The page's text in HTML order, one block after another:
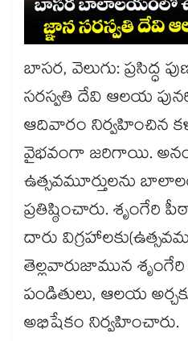
బాసర, వెలుగు: ప్రసిద్ధ
సరస్వతి దేవి ఆలయ
ఆదివారం నిర్వహించిన
వైభవంగా జరిగాయి.
ఉత్సవమూర్తులను
ప్రతిష్ఠించారు. శృంగేరి
దారు
తెల్లవారుజామున
పండితులు, ఆలయ
అభిషేకం నిర్వహించారు.